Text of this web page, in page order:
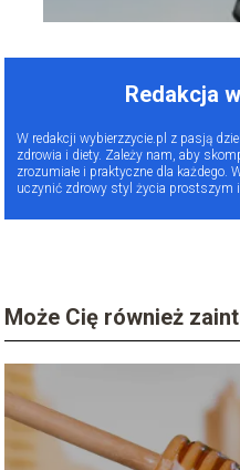
Redakcja
W redakcji wybierzzycie.pl z pasją
zdrowia i diety. Zależy nam, aby
zrozumiałe i praktyczne dla każdego.
uczynić zdrowy styl życia prostszym
Może Cię również